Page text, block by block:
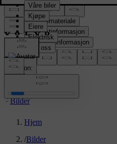
Pressemateriale
Produktinformasjon
Selskapsinformasjon
Mediekontakter
location:
NO
Bilder
Hjem
/Bilder